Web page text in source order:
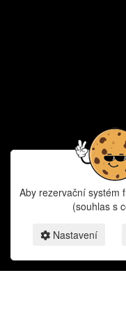
Aby rezervační systém
(souhlas s
Nastavení